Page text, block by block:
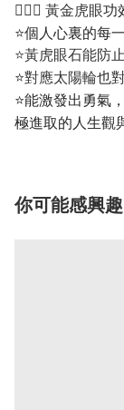
💁🏼‍♀️ 黃金虎眼功
⭐個人心裏的每
⭐黃虎眼石能防
⭐對應太陽輪也
⭐能激發出勇氣
極進取的人生觀
你可能感興